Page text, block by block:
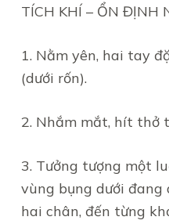
TÍCH KHÍ – ỔN ĐỊNH
1. Nằm yên, hai tay
(dưới rốn).
2. Nhắm mắt, hít thở
3. Tưởng tượng một
vùng bụng dưới đang
hai chân, đến từng